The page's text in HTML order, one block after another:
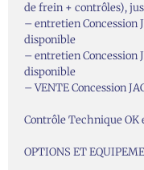
de frein + contrôles),
– entretien Concession
disponible
– entretien Concession
disponible
– VENTE Concession
Contrôle Technique OK
OPTIONS ET